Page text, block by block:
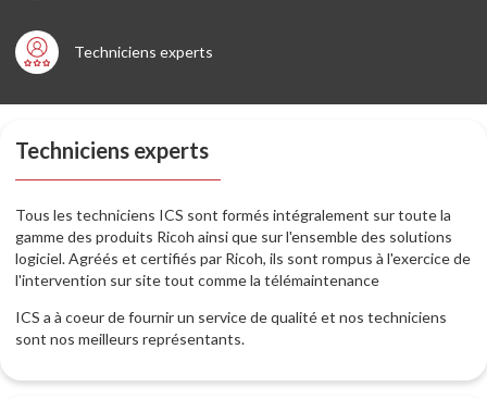
Techniciens experts
Techniciens experts
Tous les techniciens ICS sont formés intégralement sur toute la
gamme des produits Ricoh ainsi que sur l'ensemble des solutions
logiciel. Agréés et certifiés par Ricoh, ils sont rompus à l'exercice de
l'intervention sur site tout comme la télémaintenance
ICS a à coeur de fournir un service de qualité et nos techniciens
sont nos meilleurs représentants.